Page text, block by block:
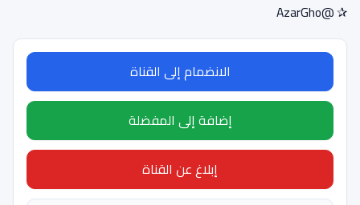
✰ @AzarGho
الانضمام إلى القناة
إضافة إلى المفضلة
إبلاغ عن القناة